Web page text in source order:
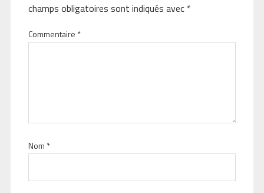
champs obligatoires sont indiqués avec *
Commentaire *
Nom *